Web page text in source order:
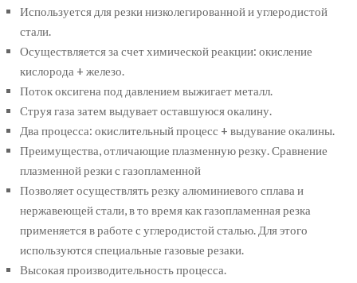
Используется для резки низколегированной и углеродистой
стали.
Осуществляется за счет химической реакции: окисление
кислорода + железо.
Поток оксигена под давлением выжигает металл.
Струя газа затем выдувает оставшуюся окалину.
Два процесса: окислительный процесс + выдувание окалины.
Преимущества, отличающие плазменную резку. Сравнение
плазменной резки с газопламенной
Позволяет осуществлять резку алюминиевого сплава и
нержавеющей стали, в то время как газопламенная резка
применяется в работе с углеродистой сталью. Для этого
используются специальные газовые резаки.
Высокая производительность процесса.